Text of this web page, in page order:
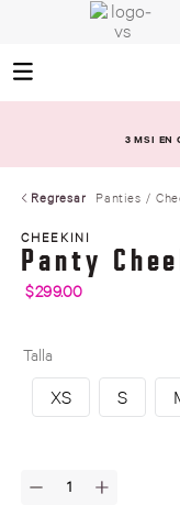
3 MSI EN
Regresar Panties
CHEEKINI
Panty
$299.00
Talla
XS S